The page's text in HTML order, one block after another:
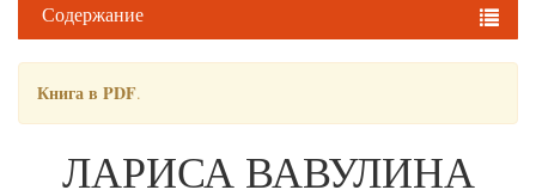
Содержание
Книга в PDF.
ЛАРИСА ВАВУЛИНА